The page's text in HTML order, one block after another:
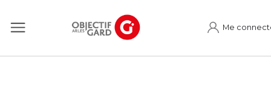
Me